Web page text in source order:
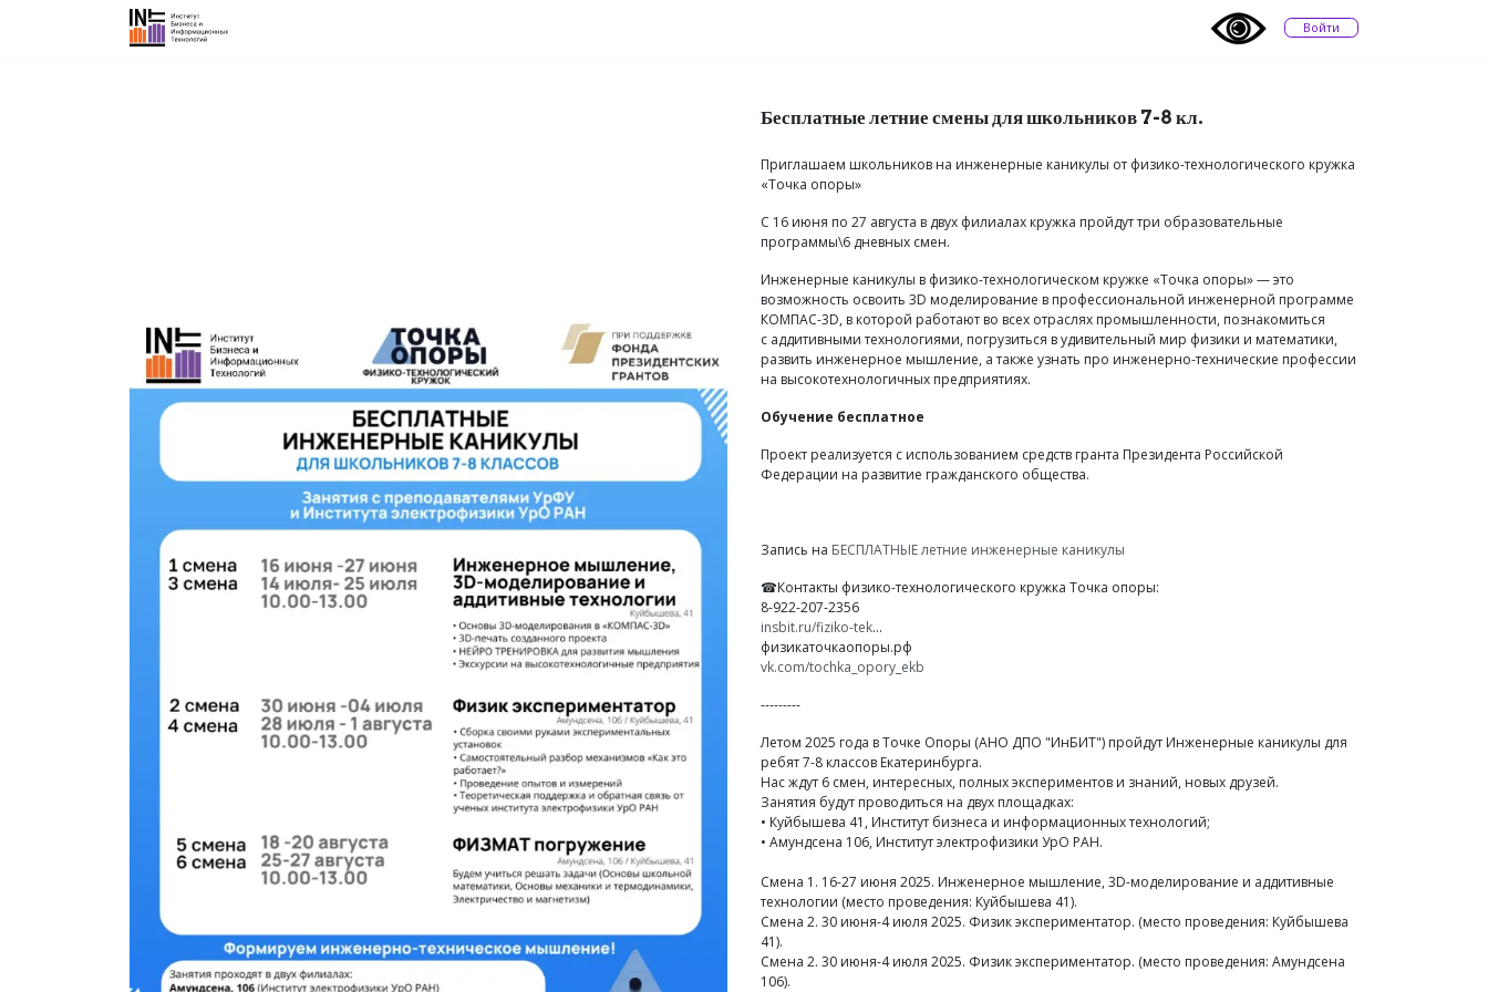
Войти
Бесплатные летние смены для школьников 7-8 кл.
Приглашаем школьников на инженерные каникулы от физико-технологического кружка
«Точка опоры»
С 16 июня по 27 августа в двух филиалах кружка пройдут три образовательные
программы\6 дневных смен.
Инженерные каникулы в физико-технологическом кружке «Точка опоры» — это
возможность освоить 3D моделирование в профессиональной инженерной программе
КОМПАС-3D, в которой работают во всех отраслях промышленности, познакомиться
с аддитивными технологиями, погрузиться в удивительный мир физики и математики,
развить инженерное мышление, а также узнать про инженерно-технические профессии
на высокотехнологичных предприятиях.
Обучение бесплатное
Проект реализуется с использованием средств гранта Президента Российской
Федерации на развитие гражданского общества.
Запись на БЕСПЛАТНЫЕ летние инженерные каникулы
☎Контакты физико-технологического кружка Точка опоры:
8-922-207-2356
insbit.ru/fiziko-tek...
физикаточкаопоры.рф
vk.com/tochka_opory_ekb
---------
Летом 2025 года в Точке Опоры (АНО ДПО "ИнБИТ") пройдут Инженерные каникулы для
ребят 7-8 классов Екатеринбурга.
Нас ждут 6 смен, интересных, полных экспериментов и знаний, новых друзей.
Занятия будут проводиться на двух площадках:
• Куйбышева 41, Институт бизнеса и информационных технологий;
• Амундсена 106, Институт электрофизики УрО РАН.
Смена 1. 16-27 июня 2025. Инженерное мышление, 3D-моделирование и аддитивные
технологии (место проведения: Куйбышева 41).
Смена 2. 30 июня-4 июля 2025. Физик экспериментатор. (место проведения: Куйбышева
41).
Смена 2. 30 июня-4 июля 2025. Физик экспериментатор. (место проведения: Амундсена
106).